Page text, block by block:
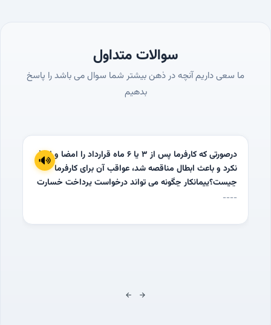
سوالات متداول
ما سعی داریم آنچه در ذهن بیشتر شما سوال می باشد را پاسخ
بدهیم
درصورتی که کارفرما پس از 3 یا 6 ماه قرارداد را امضا و ابلاغ
نکرد و باعث ابطال مناقصه شد، عواقب آن برای کارفرما
چیست؟پیمانکار چگونه می تواند درخواست پرداخت خسارت
های تحمیل شده به خود را طرح کند؟
----